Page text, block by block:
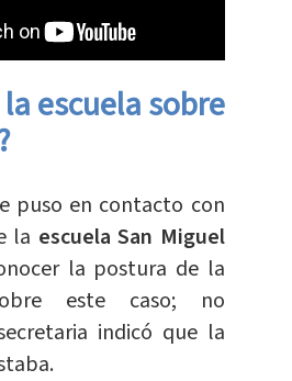
escuela sobre
puso en contacto con
la escuela San Miguel
la postura de la
este caso; no
indicó que la